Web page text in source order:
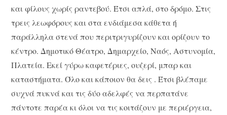
και φίλους χωρίς ραντεβού. Έτσι απλά, στο δρόμο. Στις
τρεις λεωφόρους και στα ενδιάμεσα κάθετα ή
παράλληλα στενά που περιτριγυρίζουν και ορίζουν το
κέντρο. Δημοτικό Θέατρο, Δημαρχείο, Ναός, Αστυνομία,
Πλατεία. Εκεί γύρω καφετέριες, ουζερί, μπαρ και
καταστήματα. Όλο και κάποιον θα δεις . Έτσι βλέπαμε
συχνά πυκνά και τις δύο αδελφές να περπατάνε
πάντοτε παρέα κι όλοι να τις κοιτάζουν με περιέργεια,